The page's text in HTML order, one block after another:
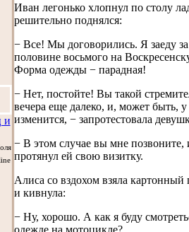
и
Иван легонько хлопнул по столу
решительно поднялся:
− Все! Мы договорились. Я заеду
половине восьмого на
Форма одежды − парадная!
− Нет, постойте! Вы такой
вечера еще далеко, и, может быть,
изменится, − запротестовала
− В этом случае вы мне позвоните,
протянул ей свою визитку.
Алиса со вздохом взяла картонный
и кивнула:
− Ну, хорошо. А как я буду
одежде на мотоцикле?